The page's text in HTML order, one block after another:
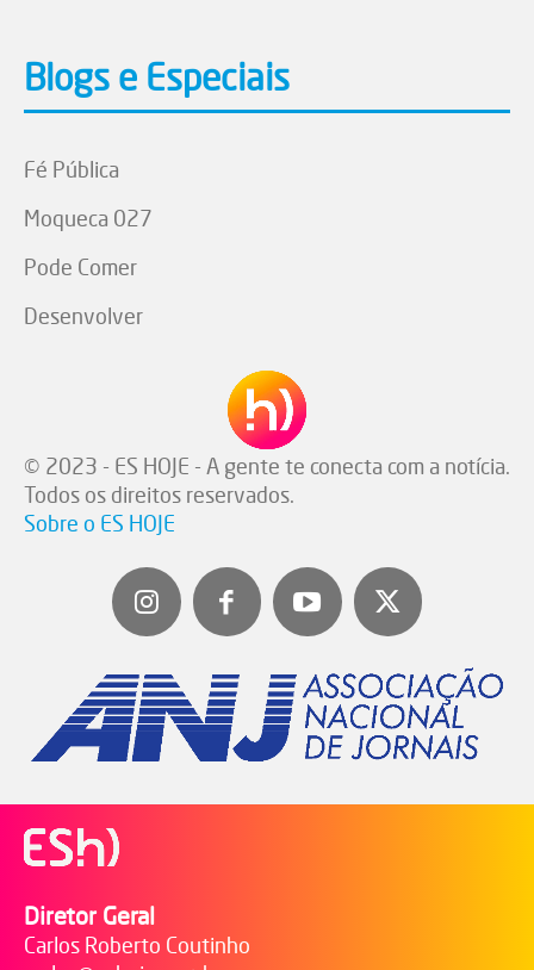
Blogs e Especiais
Fé Pública
Moqueca 027
Pode Comer
Desenvolver
© 2023 - ES HOJE - A gente te conecta com a notícia.
Todos os direitos reservados.
Sobre o ES HOJE
Diretor Geral
Carlos Roberto Coutinho